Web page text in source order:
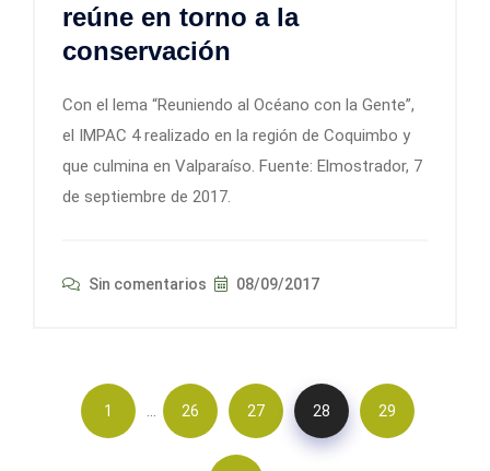
reúne en torno a la
conservación
Con el lema “Reuniendo al Océano con la Gente”,
el IMPAC 4 realizado en la región de Coquimbo y
que culmina en Valparaíso. Fuente: Elmostrador, 7
de septiembre de 2017.
Sin comentarios 08/09/2017
1 … 26 27 28 29